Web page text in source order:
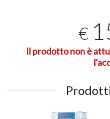
€
Il prodotto non è